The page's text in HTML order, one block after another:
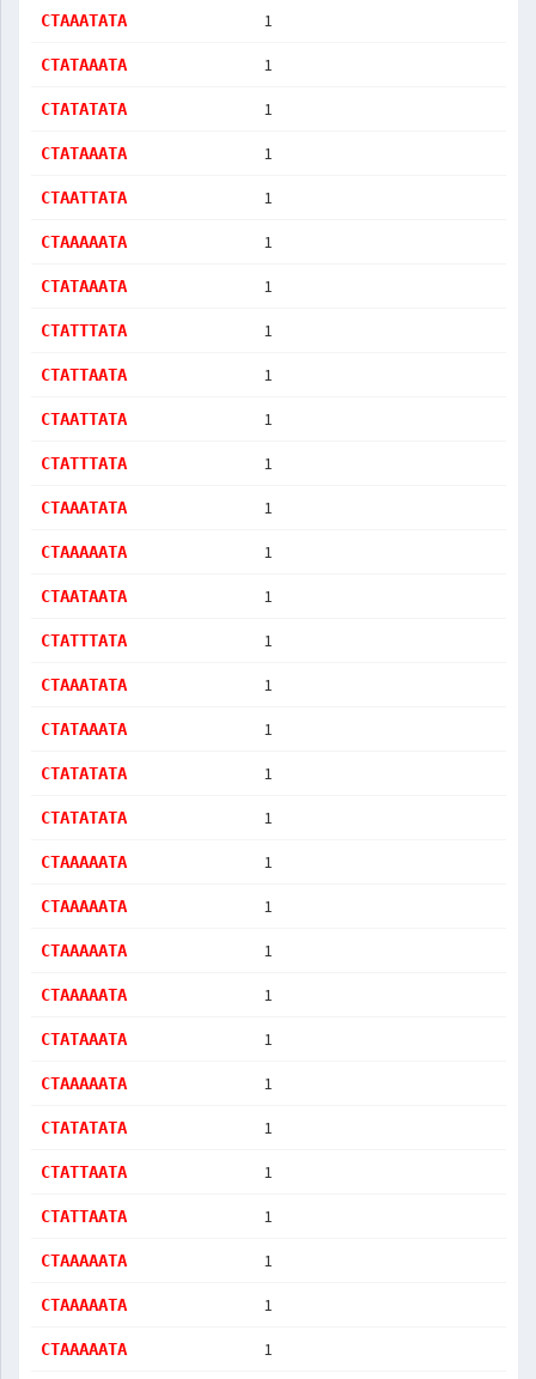
CTAAATATA 1
CTATAAATA 1
CTATATATA 1
CTATAAATA 1
CTAATTATA 1
CTAAAAATA 1
CTATAAATA 1
CTATTTATA 1
CTATTAATA 1
CTAATTATA 1
CTATTTATA 1
CTAAATATA 1
CTAAAAATA 1
CTAATAATA 1
CTATTTATA 1
CTAAATATA 1
CTATAAATA 1
CTATATATA 1
CTATATATA 1
CTAAAAATA 1
CTAAAAATA 1
CTAAAAATA 1
CTAAAAATA 1
CTATAAATA 1
CTAAAAATA 1
CTATATATA 1
CTATTAATA 1
CTATTAATA 1
CTAAAAATA 1
CTAAAAATA 1
CTAAAAATA 1